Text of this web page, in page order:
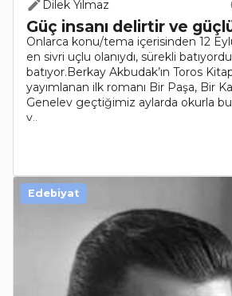
Dilek Yılmaz
Güç insanı delirtir ve
Onlarca konu/tema içerisinden 12
en sivri uçlu olanıydı, sürekli
batıyor.Berkay Akbudak’ın Toros
yayımlanan ilk romanı Bir Paşa, Bir
Genelev geçtiğimiz aylarda okurla
y..
Edebiyat